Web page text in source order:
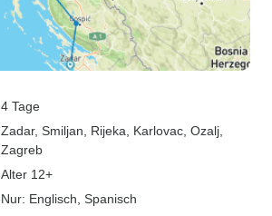
4 Tage
Zadar, Smiljan , Rijeka , Karlovac , Ozalj
Zagreb
Alter 12+
Nur: Englisch, Spanisch